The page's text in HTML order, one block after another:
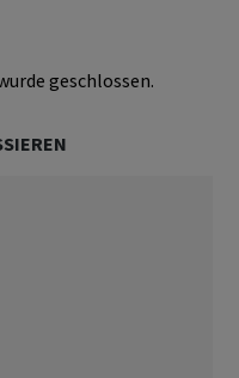
geschlossen.